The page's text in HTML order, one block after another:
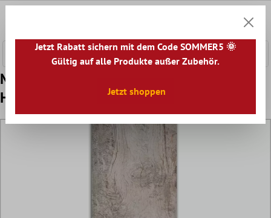
Muster Bodenfliesen Holzoptik Global
Hellgrau 20x180cm
Jetzt Rabatt sichern mit dem Code SOMMER5 🌞
Gültig auf alle Produkte außer Zubehör.
Jetzt shoppen